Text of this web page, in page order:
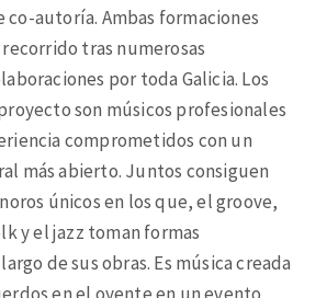
co-autoría. Ambas formaciones
tras numerosas
por toda Galicia. Los
son músicos profesionales
comprometidos con un
más abierto. Juntos consiguen
únicos en los que, el groove,
y el jazz toman formas
de sus obras. Es música creada